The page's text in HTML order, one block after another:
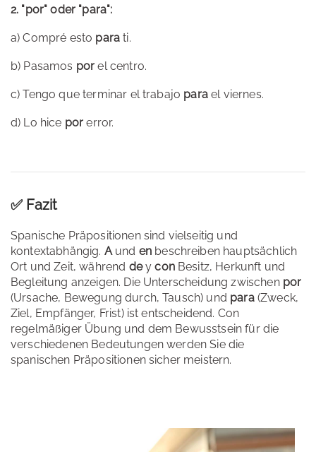
2. "por" oder "para":
a) Compré esto para ti.
b) Pasamos por el centro.
c) Tengo que terminar el trabajo parael viernes.
d) Lo hice por error.
✅ Fazit
Spanische Präpositionen sind vielseitig und
kontextabhängig. Aund en beschreiben hauptsächlich
Ort und Zeit, während deyconBesitz, Herkunft und
Begleitung anzeigen. Die Unterscheidung zwischen por
(Ursache, Bewegung durch, Tausch) und para(Zweck,
Ziel, Empfänger, Frist) ist entscheidend. Con
regelmäßiger Übung und dem Bewusstsein für die
verschiedenen Bedeutungen werden Sie die
spanischen Präpositionen sicher meistern.